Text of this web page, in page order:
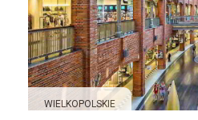
WIELKOPOLSKIE